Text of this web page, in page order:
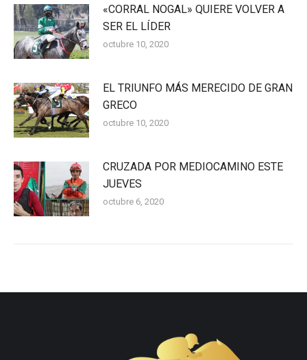
«CORRAL NOGAL» QUIERE VOLVER A
SER EL LÍDER
octubre 10, 2020
EL TRIUNFO MÁS MERECIDO DE GRAN
GRECO
octubre 10, 2020
CRUZADA POR MEDIOCAMINO ESTE
JUEVES
octubre 6, 2020